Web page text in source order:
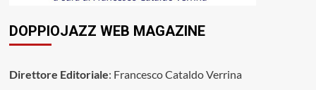
DOPPIOJAZZ WEB MAGAZINE
Direttore Editoriale: Francesco Cataldo Verrina